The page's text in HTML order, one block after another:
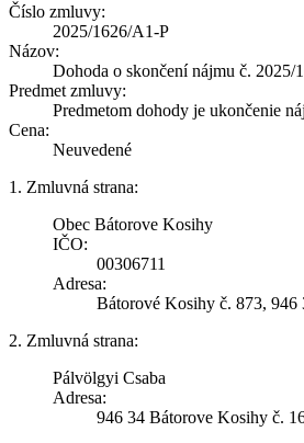
Číslo zmluvy:
2025/1626/A1-P
Názov:
Dohoda o skončení nájmu č. 2025/
Predmet zmluvy:
Predmetom dohody je ukončenie
Cena:
Neuvedené
1. Zmluvná strana:
Obec Bátorove Kosihy
IČO:
00306711
Adresa:
Bátorové Kosihy č. 873,
2. Zmluvná strana:
Pálvölgyi Csaba
Adresa:
946 34 Bátorove Kosihy č.